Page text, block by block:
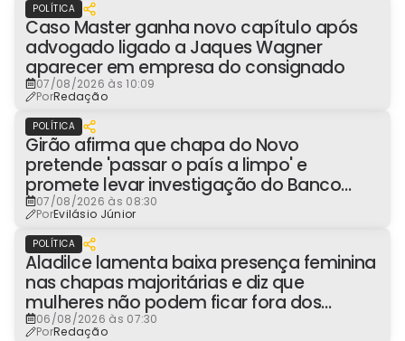
POLÍTICA
Caso Master ganha novo capítulo após
advogado ligado a Jaques Wagner
aparecer em empresa do consignado
07/08/2026 às 10:09
PorRedação
POLÍTICA
Girão afirma que chapa do Novo
pretende 'passar o país a limpo' e
promete levar investigação do Banco
Master à Presidência
07/08/2026 às 08:30
PorEvilásio Júnior
POLÍTICA
Aladilce lamenta baixa presença feminina
nas chapas majoritárias e diz que
mulheres não podem ficar fora dos
espaços de poder
06/08/2026 às 07:30
PorRedação